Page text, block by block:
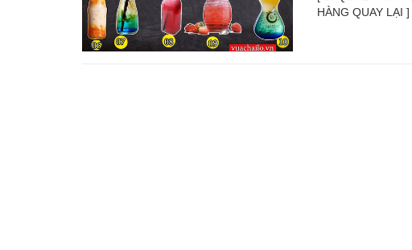
HÀNG QUAY LẠI